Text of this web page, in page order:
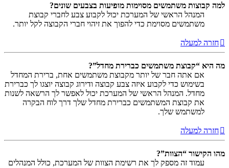
למה קבוצות משתמשים מסוימות מופיעות בצבעים שונים?
המנהל הראשי של המערכת יכול לקבוע צבע לחברי קבוצת
משתמשים מסוימת כדי להפוך את זיהוי חברי הקבוצה לקל יותר.
חזרה למעלה
מה היא “קבוצת משתמשים כברירת מחדל”?
אם אתה חבר של יותר מקבוצת משתמשים אחת, ברירת המחדל
בשימוש כדי לקבוע איזה צבע קבוצה ודירוג קבוצה יוצגו לך כברירת
מחדל. המנהל הראשי של המערכת יכול לאפשר לך הרשאה לשנות
את קבוצת המשתמשים כברירת מחדל שלך דרך לוח הבקרה
למשתמש שלך.
חזרה למעלה
מהו הקישור “הצוות”?
עמוד זה מספק לך את רשימת הצוות של המערכת, כולל המנהלים